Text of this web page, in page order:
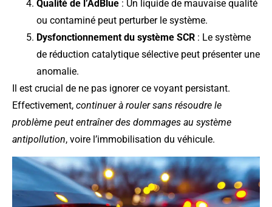
Qualité de l’AdBlue : Un liquide de mauvaise qualité
ou contaminé peut perturber le système.
Dysfonctionnement du système SCR : Le système
de réduction catalytique sélective peut présenter une
anomalie.
Il est crucial de ne pas ignorer ce voyant persistant.
Effectivement, continuer à rouler sans résoudre le
problème peut entraîner des dommages au système
antipollution, voire l’immobilisation du véhicule.